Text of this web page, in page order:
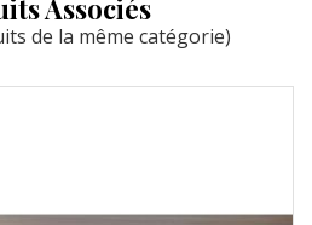
Associés
de la même catégorie)